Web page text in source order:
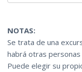
NOTAS:
Se trata de una
habrá otras
Puede elegir su